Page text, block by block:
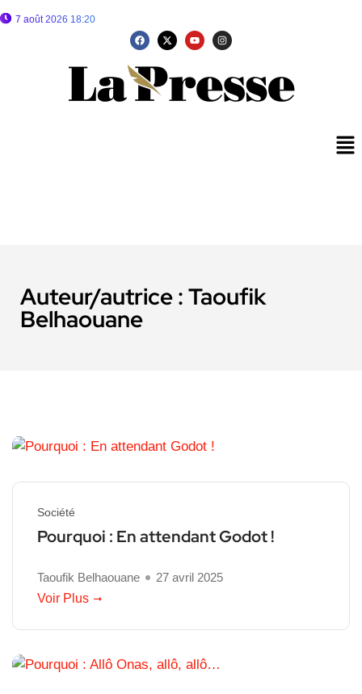
7 août 2026 18:20
Auteur/autrice :Taoufik
Belhaouane
Société
Pourquoi : En attendant Godot !
Taoufik Belhaouane
27 avril 2025
Voir Plus